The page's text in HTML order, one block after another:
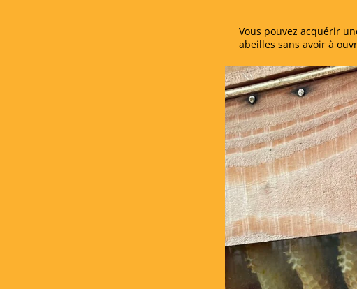
Vous pouvez acquérir
abeilles sans avoir à